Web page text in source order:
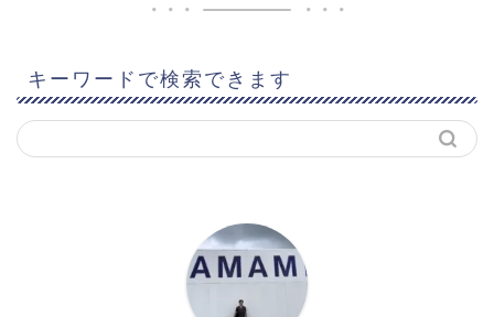
キーワードで検索できます